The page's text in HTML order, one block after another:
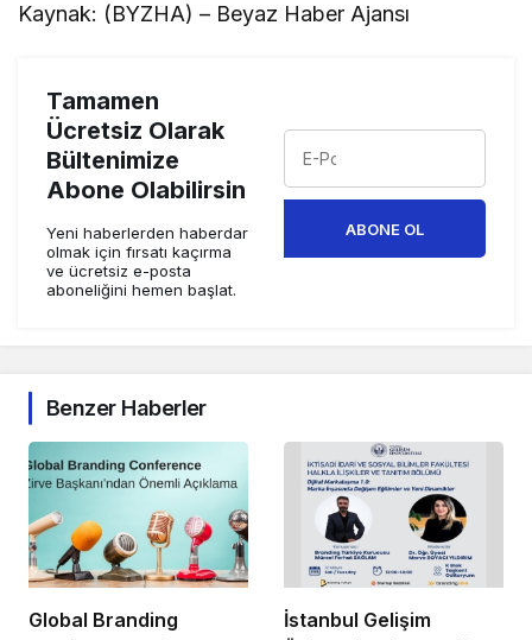
Kaynak: (BYZHA) – Beyaz Haber Ajansı
Tamamen
Ücretsiz Olarak
Bültenimize
Abone Olabilirsin
Yeni haberlerden haberdar
olmak için fırsatı kaçırma
ve ücretsiz e-posta
aboneliğini hemen başlat.
ABONE OL
Benzer Haberler
Global Branding
İstanbul Gelişim